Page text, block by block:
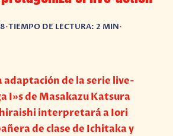
•TIEMPO DE LECTURA: 2 MIN•
adaptación de la serie live-
I»s de Masakazu Katsura
interpretará a Iori
de clase de Ichitaka y